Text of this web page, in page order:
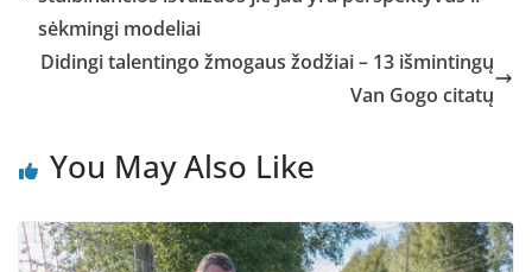
sėkmingi modeliai
Didingi talentingo žmogaus žodžiai – 13 išmintingų
Van Gogo citatų
You May Also Like